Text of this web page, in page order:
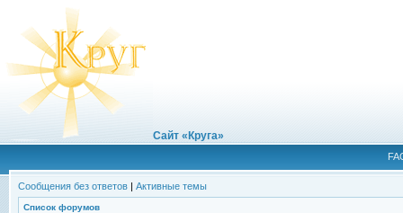
Сайт «Круга»
Сообщения без ответов | Активные темы
Список форумов